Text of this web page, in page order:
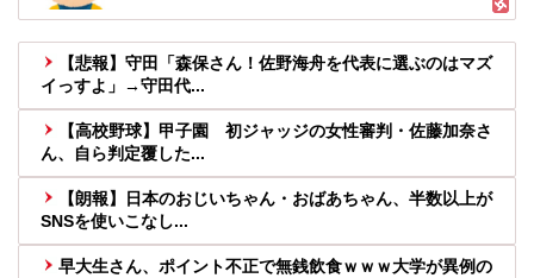
【悲報】守田「森保さん！佐野海舟を代表に選ぶのはマズ
イっすよ」→守田代...
【高校野球】甲子園 初ジャッジの女性審判・佐藤加奈さ
ん、自ら判定覆した...
【朗報】日本のおじいちゃん・おばあちゃん、半数以上が
SNSを使いこなし...
早大生さん、ポイント不正で無銭飲食ｗｗｗ大学が異例の